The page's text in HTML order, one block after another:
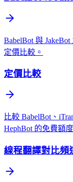
BabelBot 與
定價比較。
定價比較
比較 BabelBot、
HephBot 的免費額
線程翻譯對比頻